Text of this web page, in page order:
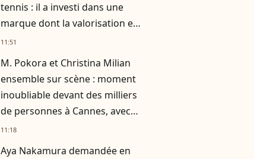
tennis : il a investi dans une
marque dont la valorisation est
exponentielle
11:51
M. Pokora et Christina Milian
ensemble sur scène : moment
inoubliable devant des milliers
de personnes à Cannes, avec
un autre nom de la musique
11:18
Aya Nakamura demandée en